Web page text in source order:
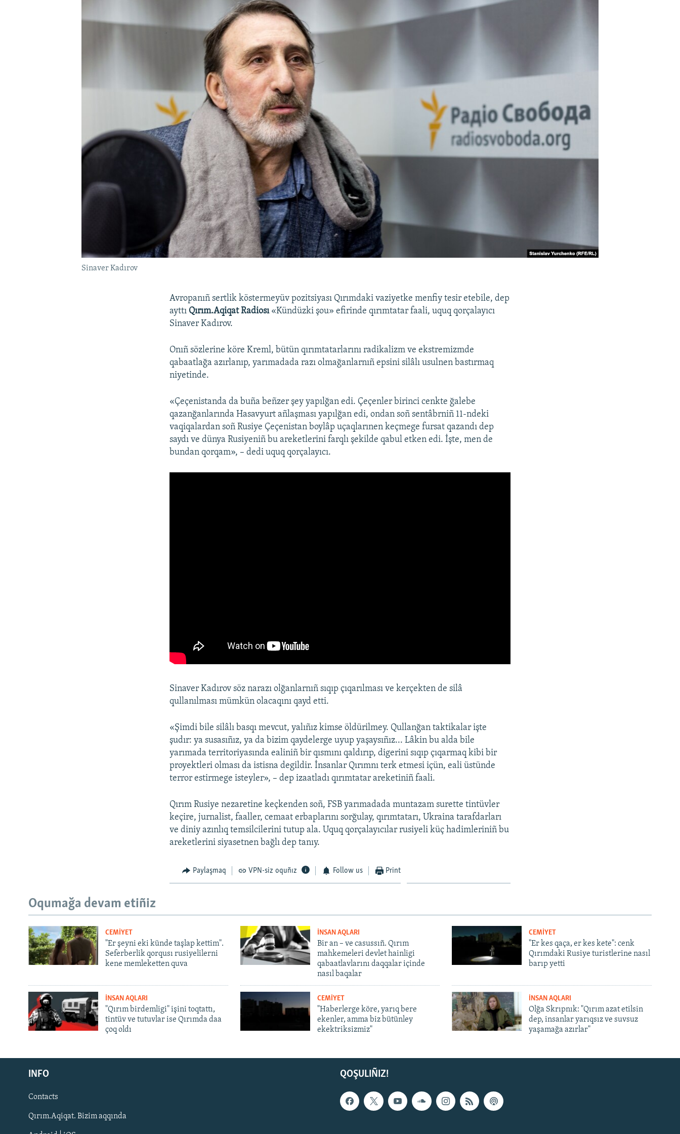
Русский
Українською
QOŞULIÑIZ!
Sinaver Kadırov
Avropanıñ sertlik köstermeyüv pozitsiyası Qırımdaki vaziyetke menfiy tesir etebile, dep
ayttı Qırım.Aqiqat Radiosı«Kündüzki şou» efirinde qırımtatar faali, uquq qorçalayıcı
Sinaver Kadırov.
Onıñ sözlerine köre Kreml, bütün qırımtatarlarını radikalizm ve ekstremizmde
qabaatlağa azırlanıp, yarımadada razı olmağanlarnıñ epsini silâlı usulnen bastırmaq
niyetinde.
«Çeçenistanda da buña beñzer şey yapılğan edi. Çeçenler birinci cenkte ğalebe
qazanğanlarında Hasavyurt añlaşması yapılğan edi, ondan soñ sentâbrniñ 11-ndeki
vaqiqalardan soñ Rusiye Çeçenistan boylâp uçaqlarınen keçmege fursat qazandı dep
saydı ve dünya Rusiyeniñ bu areketlerini farqlı şekilde qabul etken edi. İşte, men de
bundan qorqam», – dedi uquq qorçalayıcı.
Sinaver Kadırov söz narazı olğanlarnıñ sıqıp çıqarılması ve kerçekten de silâ
qullanılması mümkün olacaqını qayd etti.
«Şimdi bile silâlı basqı mevcut, yalıñız kimse öldürilmey. Qullanğan taktikalar işte
şudır: ya susasıñız, ya da bizim qaydelerge uyup yaşaysıñız... Lâkin bu alda bile
yarımada territoriyasında ealiniñ bir qısmını qaldırıp, digerini sıqıp çıqarmaq kibi bir
proyektleri olması da istisna degildir. İnsanlar Qırımnı terk etmesi içün, eali üstünde
terror estirmege isteyler», – dep izaatladı qırımtatar areketiniñ faali.
Qırım Rusiye nezaretine keçkenden soñ, FSB yarımadada muntazam surette tintüvler
keçire, jurnalist, faaller, cemaat erbaplarını sorğulay, qırımtatarı, Ukraina tarafdarları
ve diniy azınlıq temsilcilerini tutup ala. Uquq qorçalayıcılar rusiyeli küç hadimleriniñ bu
areketlerini siyasetnen bağlı dep tanıy.
Paylaşmaq VPN-siz oquñız Follow us Print
Oqumağa devam etiñiz
CEMİYET
"Er şeyni eki künde taşlap kettim".
Seferberlik qorqusı rusiyelilerni
kene memleketten quva
İNSAN AQLARI
Bir an – ve casussıñ. Qırım
mahkemeleri devlet hainligi
qabaatlavlarını daqqalar içinde
nasıl baqalar
CEMİYET
"Er kes qaça, er kes kete": cenk
Qırımdaki Rusiye turistlerine nasıl
barıp yetti
İNSAN AQLARI
"Qırım birdemligi" işini toqtattı,
tintüv ve tutuvlar ise Qırımda daa
çoq oldı
CEMİYET
"Haberlerge köre, yarıq bere
ekenler, amma biz bütünley
ekektriksizmiz"
İNSAN AQLARI
Olğa Skrıpnık: "Qırım azat etilsin
dep, insanlar yarıqsız ve suvsuz
yaşamağa azırlar"
QOŞULIÑIZ!
INFO
Contacts
Qırım.Aqiqat. Bizim aqqında